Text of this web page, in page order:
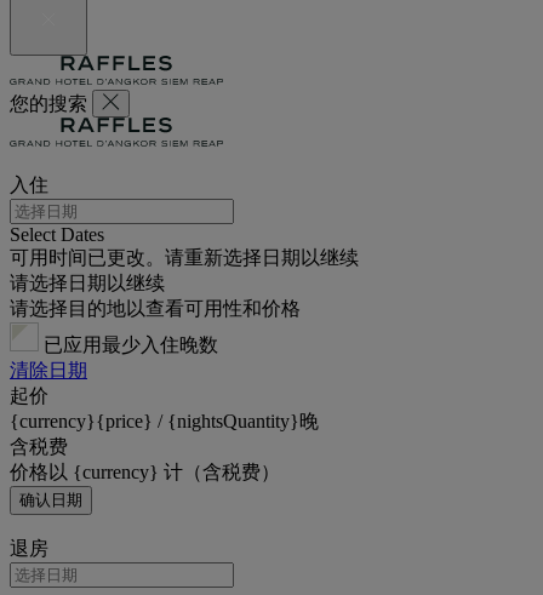
您的搜索
入住
Select Dates
可用时间已更改。请重新选择日期以继续
请选择日期以继续
请选择目的地以查看可用性和价格
已应用最少入住晚数
清除日期
起价
{currency}{price} / {nightsQuantity}晚
含税费
价格以 {currency} 计（含税费）
确认日期
退房